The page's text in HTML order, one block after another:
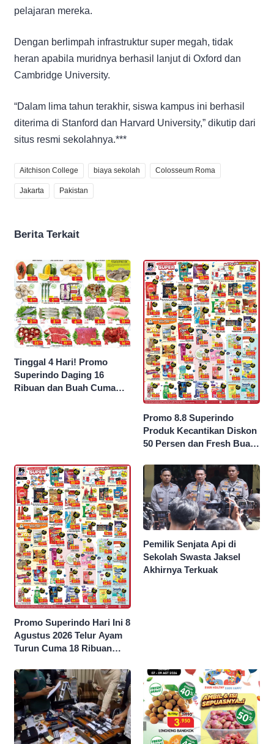
pelajaran mereka.
Dengan berlimpah infrastruktur super megah, tidak
heran apabila muridnya berhasil lanjut di Oxford dan
Cambridge University.
“Dalam lima tahun terakhir, siswa kampus ini berhasil
diterima di Stanford dan Harvard University,” dikutip dari
situs resmi sekolahnya.***
Aitchison College biaya sekolah Colosseum Roma
Jakarta Pakistan
Berita Terkait
Tinggal 4 Hari! Promo
Superindo Daging 16
Ribuan dan Buah Cuma
Promo 8.8 Superindo
Produk Kecantikan Diskon
50 Persen dan Fresh Buah
Promo Superindo Hari Ini 8
Agustus 2026 Telur Ayam
Turun Cuma 18 Ribuan
Persen
Pemilik Senjata Api di
Sekolah Swasta Jaksel
Akhirnya Terkuak